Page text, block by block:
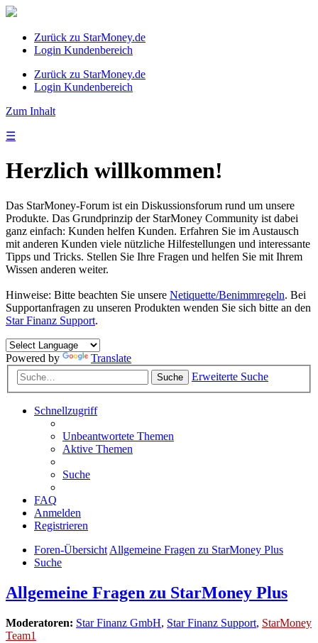
Zurück zu StarMoney.de
Login Kundenbereich
Zurück zu StarMoney.de
Login Kundenbereich
Zum Inhalt
☰
Herzlich willkommen!
Das StarMoney-Forum ist ein Diskussionsforum rund um unsere
Produkte. Das Grundprinzip der StarMoney Community ist dabei
ganz einfach: Kunden helfen Kunden. Erfahren Sie im Austausch
mit anderen Kunden viele nützliche Hilfestellungen und interessante
Tipps und Tricks. Stellen Sie Ihre Fragen und helfen Sie mit Ihrem
Wissen anderen weiter.
Hinweise: Bitte beachten Sie unsere Netiquette/Benimmregeln. Bei
Supportanfragen zu unseren Produkten wenden Sie sich bitte an den
Star Finanz Support.
Powered by Translate
Suche Erweiterte Suche
Schnellzugriff
Unbeantwortete Themen
Aktive Themen
Suche
FAQ
Anmelden
Registrieren
Foren-ÜbersichtAllgemeine Fragen zu StarMoney Plus
Suche
Allgemeine Fragen zu StarMoney Plus
Moderatoren: Star Finanz GmbH, Star Finanz Support, StarMoney
Team1